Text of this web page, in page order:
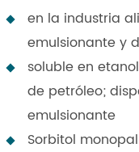
en la industria
emulsionante y
soluble en
de petróleo;
emulsionante
Sorbitol